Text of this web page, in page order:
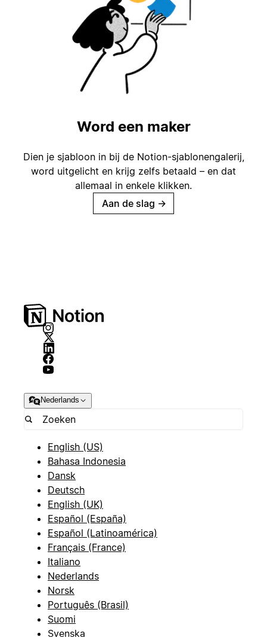
Word een maker
Dien je sjabloon in bij de Notion-sjablonengalerij,
word uitgelicht en krijg zelfs betaald – en dat
allemaal in enkele klikken.
Aan de slag →
Nederlands
English (US)
Bahasa Indonesia
Dansk
Deutsch
English (UK)
Español (España)
Español (Latinoamérica)
Français (France)
Italiano
Nederlands
Norsk
Português (Brasil)
Suomi
Svenska